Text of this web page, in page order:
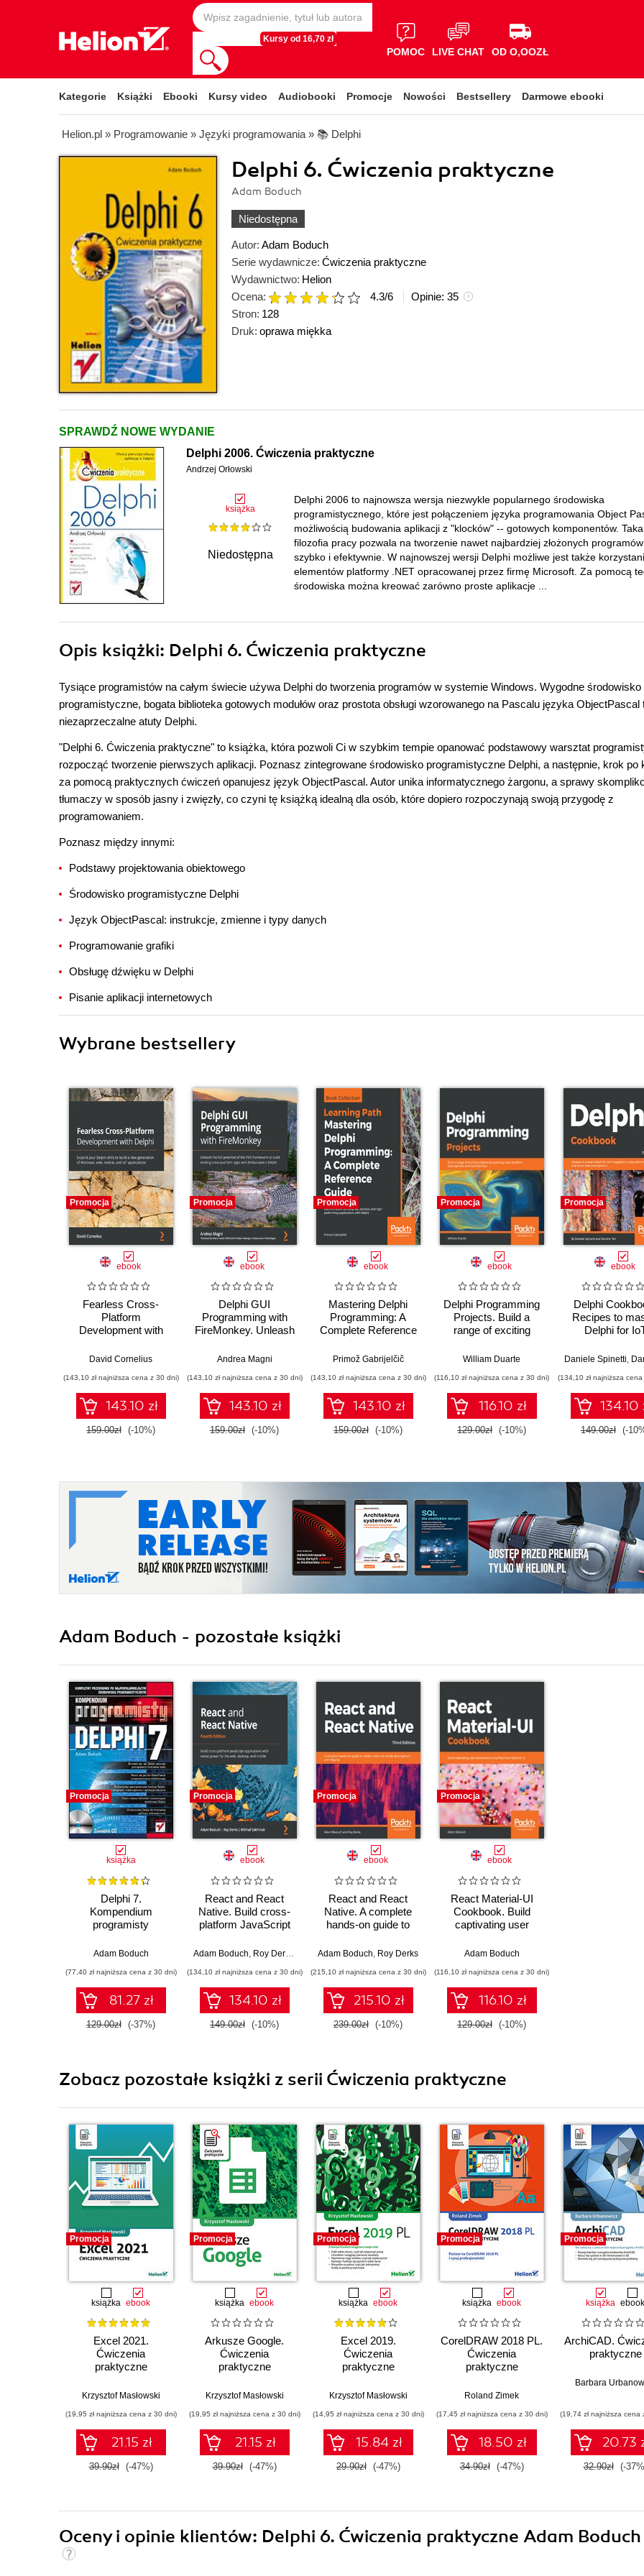
Kursy od 16,70 zł
POMOC LIVE CHAT OD O,OOZŁ
Kategorie Książki Ebooki Kursy video Audiobooki Promocje Nowości Bestsellery Darmowe ebooki
Helion.pl » Programowanie » Języki programowania » 📚 Delphi
Delphi 6. Ćwiczenia praktyczne
Adam Boduch
Niedostępna
Autor: Adam Boduch
Serie wydawnicze: Ćwiczenia praktyczne
Wydawnictwo: Helion
Ocena:
4.3/6 Opinie: 35
Stron: 128
Druk: oprawa miękka
SPRAWDŹ NOWE WYDANIE
Delphi 2006. Ćwiczenia praktyczne
Andrzej Orłowski
książka
Niedostępna
Delphi 2006 to najnowsza wersja niezwykle popularnego środowiska
programistycznego, które jest połączeniem języka programowania Object
możliwością budowania aplikacji z "klocków" -- gotowych komponentów. Taka
filozofia pracy pozwala na tworzenie nawet najbardziej złożonych programów
szybko i efektywnie. W najnowszej wersji Delphi możliwe jest także
elementów platformy .NET opracowanej przez firmę Microsoft. Za pomocą
środowiska można kreować zarówno proste aplikacje ...
Opis książki: Delphi 6. Ćwiczenia praktyczne
Tysiące programistów na całym świecie używa Delphi do tworzenia programów w systemie Windows. Wygodne środowisko
programistyczne, bogata biblioteka gotowych modułów oraz prostota obsługi wzorowanego na Pascalu języka ObjectPascal
niezaprzeczalne atuty Delphi.
"Delphi 6. Ćwiczenia praktyczne" to książka, która pozwoli Ci w szybkim tempie opanować podstawowy warsztat
rozpocząć tworzenie pierwszych aplikacji. Poznasz zintegrowane środowisko programistyczne Delphi, a następnie, krok po
za pomocą praktycznych ćwiczeń opanujesz język ObjectPascal. Autor unika informatycznego żargonu, a sprawy
tłumaczy w sposób jasny i zwięzły, co czyni tę książką idealną dla osób, które dopiero rozpoczynają swoją przygodę z
programowaniem.
Poznasz między innymi:
Podstawy projektowania obiektowego
Środowisko programistyczne Delphi
Język ObjectPascal: instrukcje, zmienne i typy danych
Programowanie grafiki
Obsługę dźwięku w Delphi
Pisanie aplikacji internetowych
Wybrane bestsellery
Promocja
ebook
Fearless Cross-
Platform
Development with
Delphi skills to build a
Windows, web,
mobile, and IoT
applications
David Cornelius
(143,10 zł najniższa cena z 30 dni)
143.10 zł
159.00zł (-10%)
Promocja
ebook
Delphi GUI
Programming with
FireMonkey. Unleash
FMX framework to
platform apps with
Embarcadero Delphi
Andrea Magni
(143,10 zł najniższa cena z 30 dni)
143.10 zł
159.00zł (-10%)
Promocja
ebook
Mastering Delphi
Programming: A
Complete Reference
building fast,
performing
applications with
Delphi
Primož Gabrijelčič
(143,10 zł najniższa cena z 30 dni)
143.10 zł
159.00zł (-10%)
Promocja
ebook
Delphi Programming
Projects. Build a
range of exciting
cross-platform
microservices
William Duarte
(116,10 zł najniższa cena z 30 dni)
116.10 zł
129.00zł (-10%)
Promocja
ebook
Delphi
Recipes to
Delphi for
platform, mobile
development -
Edition
Daniele Spinetti,
(134,10 zł najniższa
134.10
149.00zł (-
Adam Boduch - pozostałe książki
Promocja
książka
Delphi 7.
Kompendium
programisty
Adam Boduch
(77,40 zł najniższa cena z 30 dni)
81.27 zł
129.00zł (-37%)
Promocja
ebook
React and React
Native. Build cross-
platform JavaScript
native power for the
mobile - Fourth
Edition
Adam Boduch Roy Derks Mikhail Sakhniuk
(134,10 zł najniższa cena z 30 dni)
134.10 zł
149.00zł (-10%)
Promocja
ebook
React and React
Native. A complete
hands-on guide to
mobile development
Edition
Adam Boduch Roy Derks
(215,10 zł najniższa cena z 30 dni)
215.10 zł
239.00zł (-10%)
Promocja
ebook
React Material-UI
Cookbook. Build
captivating user
React and Material-
Adam Boduch
(116,10 zł najniższa cena z 30 dni)
116.10 zł
129.00zł (-10%)
Zobacz pozostałe książki z serii Ćwiczenia praktyczne
Promocja
książka ebook
Excel 2021.
Ćwiczenia
praktyczne
Krzysztof Masłowski
(19,95 zł najniższa cena z 30 dni)
21.15 zł
39.90zł (-47%)
Promocja
książka ebook
Arkusze Google.
Ćwiczenia
praktyczne
Krzysztof Masłowski
(19,95 zł najniższa cena z 30 dni)
21.15 zł
39.90zł (-47%)
Promocja
książka ebook
Excel 2019.
Ćwiczenia
praktyczne
Krzysztof Masłowski
(14,95 zł najniższa cena z 30 dni)
15.84 zł
29.90zł (-47%)
Promocja
książka ebook
CorelDRAW 2018 PL.
Ćwiczenia
praktyczne
Roland Zimek
(17,45 zł najniższa cena z 30 dni)
18.50 zł
34.90zł (-47%)
Promocja
książka ebook
ArchiCAD.
praktyczne
Barbara
(19,74 zł najniższa cena
20.73
32.90zł (-
Oceny i opinie klientów: Delphi 6. Ćwiczenia praktyczne Adam Boduch